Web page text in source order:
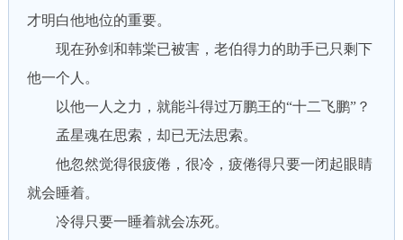
才明白他地位的重要。
现在孙剑和韩棠已被害，老伯得力的助手已只剩下
他一个人。
以他一人之力，就能斗得过万鹏王的“十二飞鹏”？
孟星魂在思索，却已无法思索。
他忽然觉得很疲倦，很冷，疲倦得只要一闭起眼睛
就会睡着。
冷得只要一睡着就会冻死。